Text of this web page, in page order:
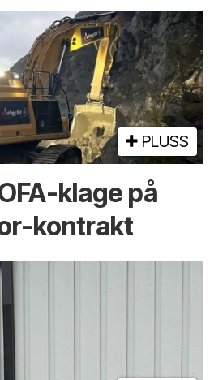
PLUSS
klage på
kontrakt